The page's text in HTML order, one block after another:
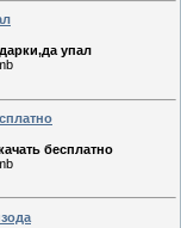
упал
бесплатно